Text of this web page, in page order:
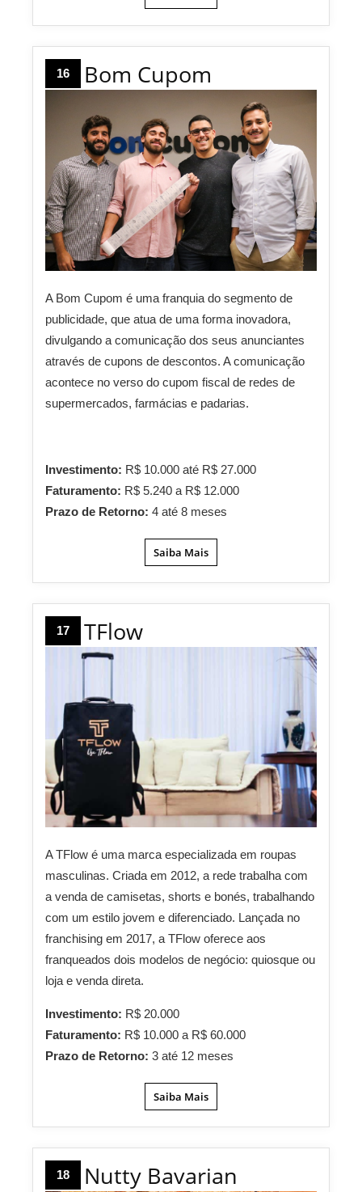
16 Bom Cupom
A Bom Cupom é uma franquia do segmento de
publicidade, que atua de uma forma inovadora,
divulgando a comunicação dos seus anunciantes
através de cupons de descontos. A comunicação
acontece no verso do cupom fiscal de redes de
supermercados, farmácias e padarias.
Investimento: R$ 10.000 até R$ 27.000
Faturamento: R$ 5.240 a R$ 12.000
Prazo de Retorno: 4 até 8 meses
Saiba Mais
17 TFlow
A TFlow é uma marca especializada em roupas
masculinas. Criada em 2012, a rede trabalha com
a venda de camisetas, shorts e bonés, trabalhando
com um estilo jovem e diferenciado. Lançada no
franchising em 2017, a TFlow oferece aos
franqueados dois modelos de negócio: quiosque ou
loja e venda direta.
Investimento: R$ 20.000
Faturamento: R$ 10.000 a R$ 60.000
Prazo de Retorno: 3 até 12 meses
Saiba Mais
18 Nutty Bavarian